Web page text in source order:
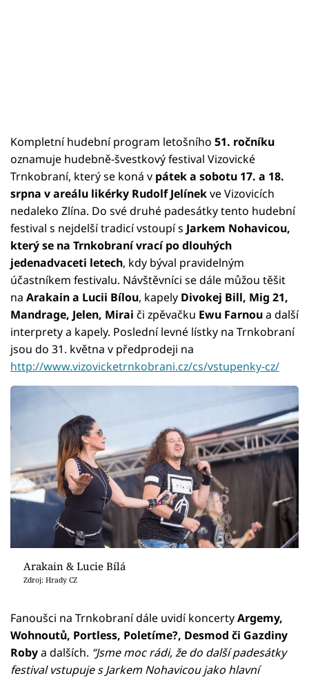
Kompletní hudební program letošního 51. ročníku
oznamuje hudebně-švestkový festival Vizovické
Trnkobraní, který se koná v pátek a sobotu 17. a 18.
srpna v areálu likérky Rudolf Jelínekve Vizovicích
nedaleko Zlína. Do své druhé padesátky tento hudební
festival s nejdelší tradicí vstoupí s Jarkem Nohavicou,
který se na Trnkobraní vrací po dlouhých
jedenadvaceti letech, kdy býval pravidelným
účastníkem festivalu. Návštěvníci se dále můžou těšit
na Arakain a Lucii Bílou, kapely Divokej Bill, Mig 21,
Mandrage, Jelen, Mirai či zpěvačku Ewu Farnoua další
interprety a kapely. Poslední levné lístky na Trnkobraní
jsou do 31. května v předprodeji na
http://www.vizovicketrnkobrani.cz/cs/vstupenky-cz/
Arakain & Lucie Bílá
Zdroj: Hrady CZ
Fanoušci na Trnkobraní dále uvidí koncertyArgemy,
Wohnoutů, Portless, Poletíme?, Desmod či Gazdiny
Robya dalších. “Jsme moc rádi, že do další padesátky
festival vstupuje s Jarkem Nohavicou jako hlavní